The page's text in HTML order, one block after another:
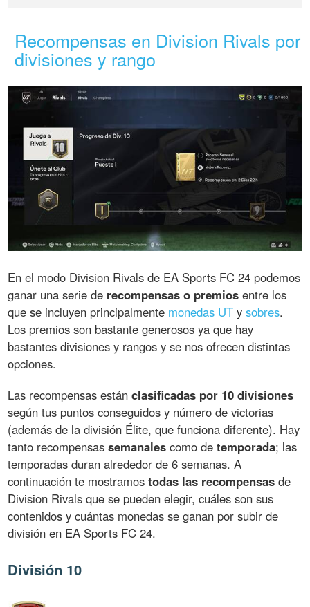
Recompensas en Division Rivals por
divisiones y rango
En el modo Division Rivals de EA Sports FC 24 podemos
ganar una serie de recompensas o premios entre los
que se incluyen principalmente monedas UT ysobres.
Los premios son bastante generosos ya que hay
bastantes divisiones y rangos y se nos ofrecen distintas
opciones.
Las recompensas estánclasificadas por 10 divisiones
según tus puntos conseguidos y número de victorias
(además de la división Élite, que funciona diferente). Hay
tanto recompensassemanales como detemporada; las
temporadas duran alrededor de 6 semanas. A
continuación te mostramostodas las recompensas de
Division Rivals que se pueden elegir, cuáles son sus
contenidos y cuántas monedas se ganan por subir de
división en EA Sports FC 24.
División 10